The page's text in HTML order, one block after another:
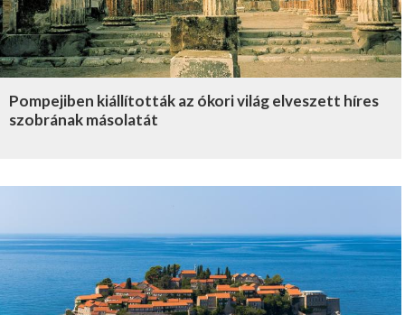
Pompejiben kiállították az ókori világ elveszett híres
szobrának másolatát